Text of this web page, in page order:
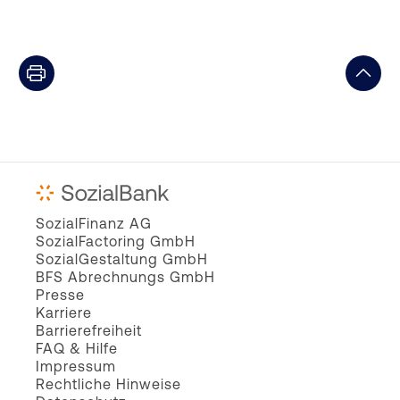
SozialFinanz AG
SozialFactoring GmbH
SozialGestaltung GmbH
BFS Abrechnungs GmbH
Presse
Karriere
Barrierefreiheit
FAQ & Hilfe
Impressum
Rechtliche Hinweise